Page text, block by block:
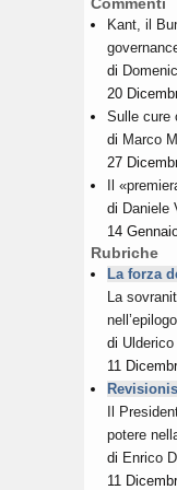
Kant, il
di
20
Sulle cure
di Marco
27
Il
di Daniele
14
Rubriche
La forza
La
di
11
Il
potere
di Enrico
11